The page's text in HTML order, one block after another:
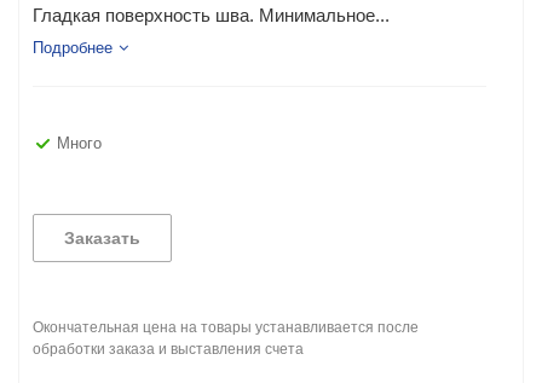
Гладкая поверхность шва. Минимальное...
Подробнее
Много
Заказать
Окончательная цена на товары устанавливается после
обработки заказа и выставления счета